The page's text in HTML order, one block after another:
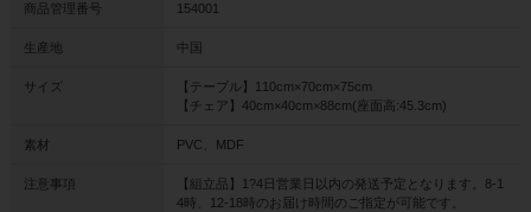
商品管理番号 154001
生産地 中国
サイズ
【テーブル】110cm×70cm×75cm
【チェア】40cm×40cm×88cm(座面高:45.3cm)
素材 PVC、MDF
注意事項
【組立品】1?4日営業日以内の発送予定となります。8-1
4時、12-18時のお届け時間のご指定が可能です。